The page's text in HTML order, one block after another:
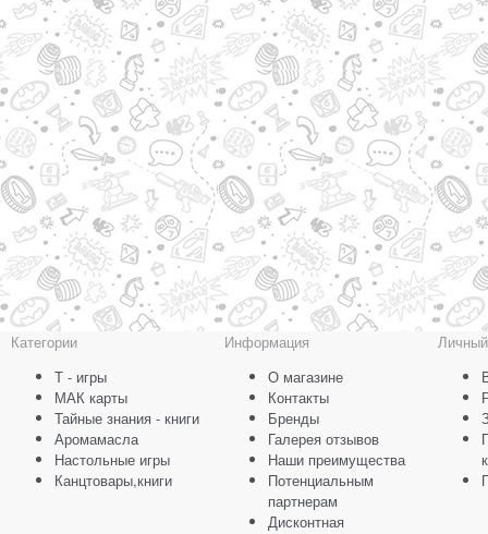
Категории
Т - игры
МАК карты
Тайные знания - книги
Аромамасла
Настольные игры
Канцтовары,книги
Информация
О магазине
Контакты
Бренды
Галерея отзывов
Наши преимущества
Потенциальным
партнерам
Дисконтная